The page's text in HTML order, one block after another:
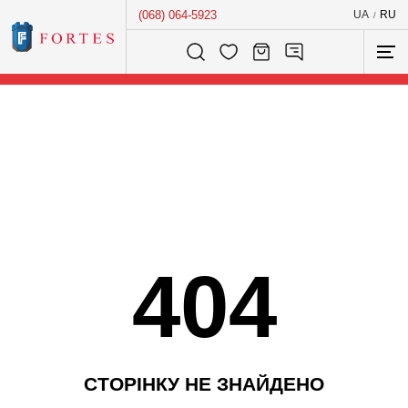
(068) 064-5923 UA / RU
Розумний пошук...
404
СТОРІНКУ НЕ ЗНАЙДЕНО